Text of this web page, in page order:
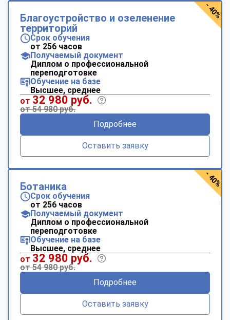
Благоустройство и озеленение
территорий
Срок обучения
от 256 часов
Получаемый документ
Диплом о профессиональной
переподготовке
Обучение на базе
Высшее, среднее
от 32 980 руб.
от 54 980 руб.
Подробнее
Оставить заявку
- 40%
Ботаника
Срок обучения
от 256 часов
Получаемый документ
Диплом о профессиональной
переподготовке
Обучение на базе
Высшее, среднее
от 32 980 руб.
от 54 980 руб.
Подробнее
Оставить заявку
- 40%